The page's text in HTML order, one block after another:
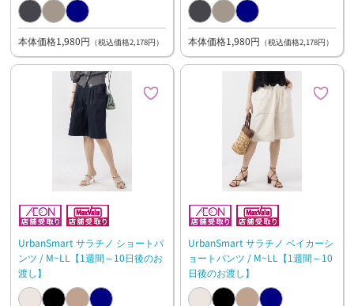
本体価格1,980円 （税込価格2,178円） 本体価格1,980円 （税込価格2,178円）
UrbanSmart サラチノ ショートパ
ンツ / M~LL【1週間～10日後のお
渡し】
UrbanSmart サラチノ ベイカーシ
ョートパンツ / M~LL【1週間～10
日後のお渡し】